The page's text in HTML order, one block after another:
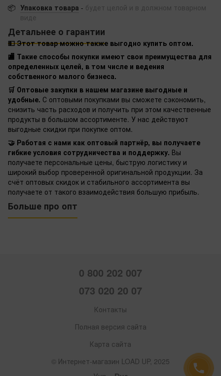
📦 Упаковка товара - будет целой и в должном товарном
виде
Детальнее о гарантии
💵 Этот товар можно также выгодно купить оптом.
🏬 Такие способы покупки имеют свои преимущества для
определенных целей, в том числе и ведения
собственного малого бизнеса.
🛒 Оптовые закупки в нашем магазине выгодные и
удобные. С оптовыми покупками вы сможете сэкономить,
снизить часть расходов и получить при этом качественные
продукты в большом ассортименте. У нас действуют
выгодные скидки при покупке оптом.
🤝 Работая с нами как оптовый партнёр, вы получаете
гибкие условия сотрудничества и поддержку. Вы
получаете персональные цены, быструю логистику и
широкий выбор проверенной оригинальной продукции. За
счёт оптовых скидок и стабильного ассортимента вы
получаете от такого взаимодействия большую прибыль.
Больше про опт
0 800 202 007
073 020 20 07
Контакты
Полная версия сайта
Карта сайта
© Интернет-магазин LOAD UP, 2025